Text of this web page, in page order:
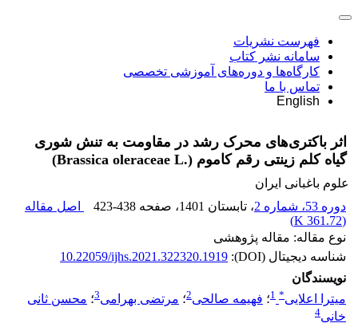
فهرست نشریات
سامانه نشر کتاب
کارگاه‌ها و دوره‌های آموزشی تخصصی
تماس با ما
English
اثر باکتری‌های محرک رشد در مقاومت به تنش شوری
گیاه کلم زینتی رقم کاموم ‏(‏Brassica oleraceae L.‎‏)‏
علوم باغبانی ایران
دوره 53، شماره 2
، تابستان 1401 ، صفحه 423-438
اصل مقاله
(
361.72 K
)
نوع مقاله: مقاله پژوهشی
شناسه دیجیتال (DOI):
10.22059/ijhs.2021.322320.1919
نویسندگان
میترا اعلایی*
1؛ فهیمه صالحی2؛ مرتضی بهرامی3؛ محسن ثانی
خانی4